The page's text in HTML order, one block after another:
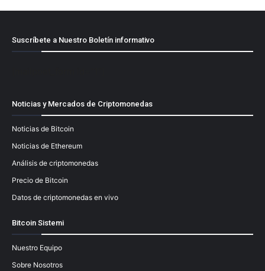
Suscríbete a Nuestro Boletín informativo
Noticias y Mercados de Criptomonedas
Noticias de Bitcoin
Noticias de Ethereum
Análisis de criptomonedas
Precio de Bitcoin
Datos de criptomonedas en vivo
Bitcoin Sistemi
Nuestro Equipo
Sobre Nosotros